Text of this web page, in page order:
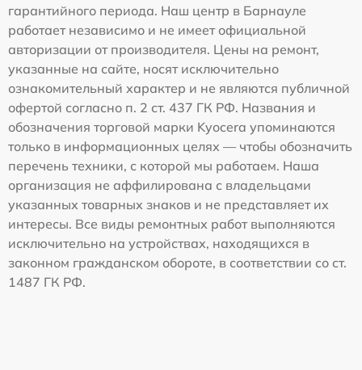
гарантийного периода. Наш центр в Барнауле
работает независимо и не имеет официальной
авторизации от производителя. Цены на ремонт,
указанные на сайте, носят исключительно
ознакомительный характер и не являются публичной
офертой согласно п. 2 ст. 437 ГК РФ. Названия и
обозначения торговой марки Kyocera упоминаются
только в информационных целях — чтобы обозначить
перечень техники, с которой мы работаем. Наша
организация не аффилирована с владельцами
указанных товарных знаков и не представляет их
интересы. Все виды ремонтных работ выполняются
исключительно на устройствах, находящихся в
законном гражданском обороте, в соответствии со ст.
1487 ГК РФ.